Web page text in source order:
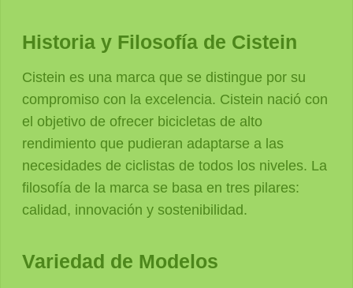
Historia y Filosofía de Cistein
Cistein es una marca que se distingue por su
compromiso con la excelencia. Cistein nació con
el objetivo de ofrecer bicicletas de alto
rendimiento que pudieran adaptarse a las
necesidades de ciclistas de todos los niveles. La
filosofía de la marca se basa en tres pilares:
calidad, innovación y sostenibilidad.
Variedad de Modelos